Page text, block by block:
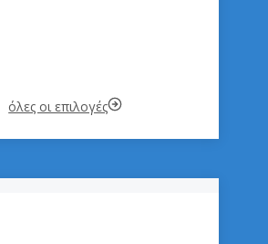
όλες οι επιλογές